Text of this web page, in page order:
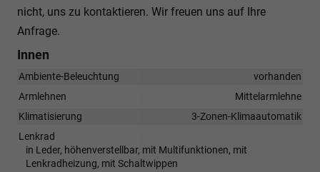
nicht, uns zu kontaktieren. Wir freuen uns auf Ihre
Anfrage.
Innen
Ambiente-Beleuchtung
vorhanden
Armlehnen
Mittelarmlehne
Klimatisierung
3-Zonen-Klimaautomatik
Lenkrad
in Leder, höhenverstellbar, mit Multifunktionen, mit
Lenkradheizung, mit Schaltwippen